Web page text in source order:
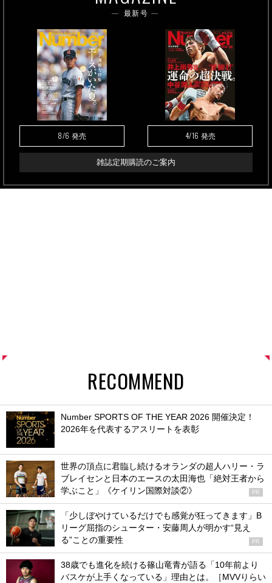
最新号
8/6 発売 4/16 発売
雑誌定期購読のご案内
RECOMMEND
Number SPORTS OF THE YEAR 2026 開催決定！
2026年を代表するアスリートを表彰
世界の頂点に君臨し続けるオランダの超人ハリー・ラ
ブレイセンと日本のエースの太田海也「絶対王者から
学ぶこと」《ケイリン国際対談②》
PR
「少しぼやけているだけでも感覚が狂ってきます」B
リーグ屈指のシューター・安藤周人が明かす“見え
る”ことの重要性
PR
38歳でも進化を続ける篠山竜青が語る「10年前より
バスケが上手くなっている」理由とは。［MVVりらい